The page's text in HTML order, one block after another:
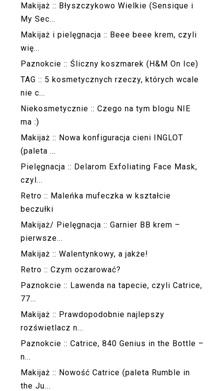
Makijaż :: Błyszczykowo Wielkie (Sensique i
My Sec...
Makijaż i pielęgnacja :: Beee beee krem, czyli
wię...
Paznokcie :: Śliczny koszmarek (H&M On Ice)
TAG :: 5 kosmetycznych rzeczy, których wcale
nie c...
Niekosmetycznie :: Czego na tym blogu NIE
ma :)
Makijaż :: Nowa konfiguracja cieni INGLOT
(paleta ...
Pielęgnacja :: Delarom Exfoliating Face Mask,
czyl...
Retro :: Maleńka mufeczka w kształcie
beczułki
Makijaż/ Pielęgnacja :: Garnier BB krem –
pierwsze...
Makijaż :: Walentynkowy, a jakże!
Retro :: Czym oczarować?
Paznokcie :: Lawenda na tapecie, czyli Catrice,
77...
Makijaż :: Prawdopodobnie najlepszy
rozświetlacz n...
Paznokcie :: Catrice, 840 Genius in the Bottle –
n...
Makijaż :: Nowość Catrice (paleta Rumble in
the Ju...